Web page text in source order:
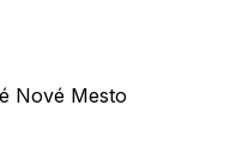
Nové Mesto